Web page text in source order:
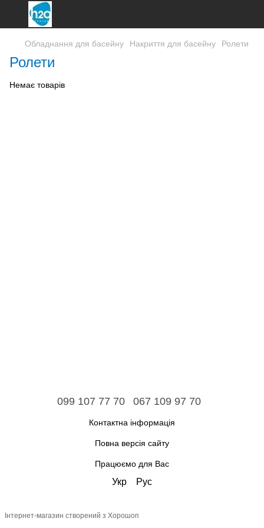
Обладнання для басейну Накриття для басейну Ролети
Ролети
Немає товарів
099 107 77 70 067 109 97 70
Контактна інформація
Повна версія сайту
Працюємо для Вас
Укр Рус
Інтернет-магазин створений з Хорошоп